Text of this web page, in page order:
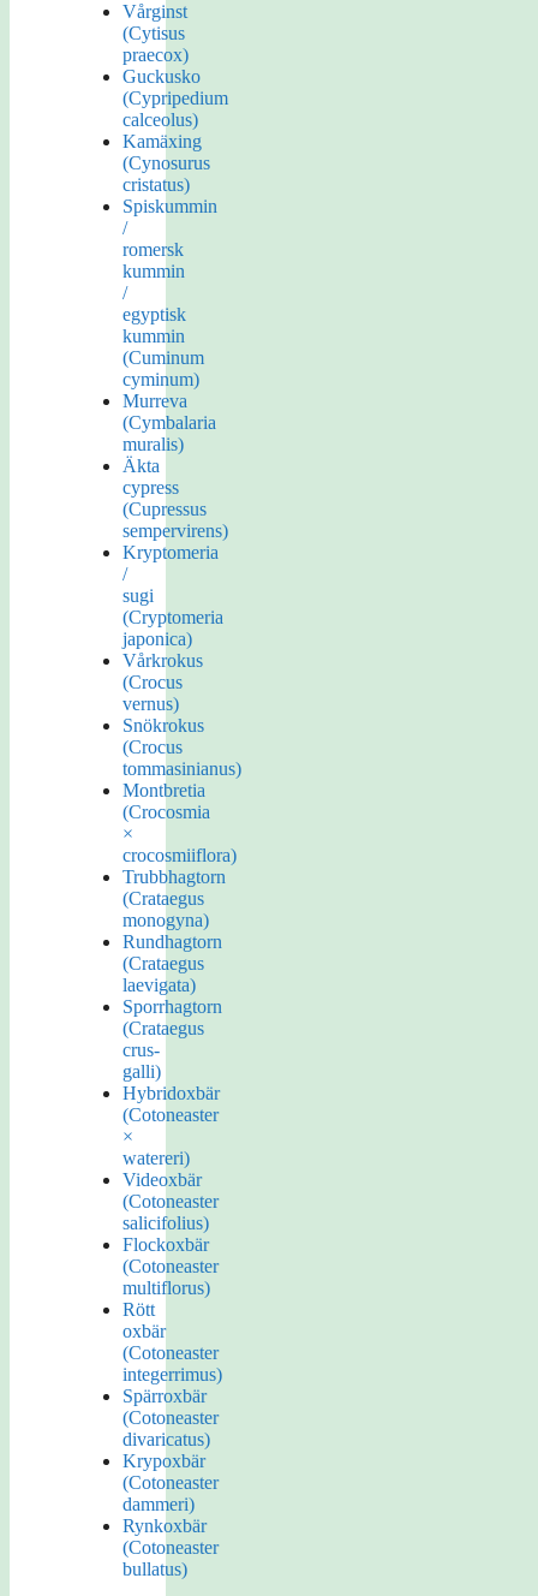
Vårginst
(Cytisus
praecox)
Guckusko
(Cypripedium
calceolus)
Kamäxing
(Cynosurus
cristatus)
Spiskummin
/
romersk
kummin
/
egyptisk
kummin
(Cuminum
cyminum)
Murreva
(Cymbalaria
muralis)
Äkta
cypress
(Cupressus
sempervirens)
Kryptomeria
/
sugi
(Cryptomeria
japonica)
Vårkrokus
(Crocus
vernus)
Snökrokus
(Crocus
tommasinianus)
Montbretia
(Crocosmia
×
crocosmiiflora)
Trubbhagtorn
(Crataegus
monogyna)
Rundhagtorn
(Crataegus
laevigata)
Sporrhagtorn
(Crataegus
crus-
galli)
Hybridoxbär
(Cotoneaster
×
watereri)
Videoxbär
(Cotoneaster
salicifolius)
Flockoxbär
(Cotoneaster
multiflorus)
Rött
oxbär
(Cotoneaster
integerrimus)
Spärroxbär
(Cotoneaster
divaricatus)
Krypoxbär
(Cotoneaster
dammeri)
Rynkoxbär
(Cotoneaster
bullatus)